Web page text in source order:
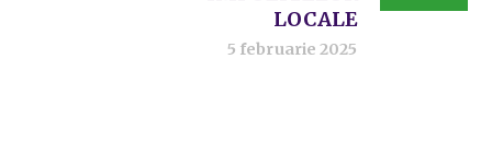
LOCALE
5 februarie 2025